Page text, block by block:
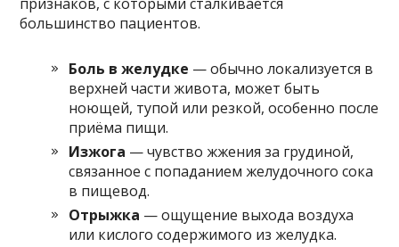
большинство пациентов.
Боль в желудке — обычно локализуется в
верхней части живота, может быть
ноющей, тупой или резкой, особенно после
приёма пищи.
Изжога — чувство жжения за грудиной,
связанное с попаданием желудочного сока
в пищевод.
Отрыжка — ощущение выхода воздуха
или кислого содержимого из желудка.